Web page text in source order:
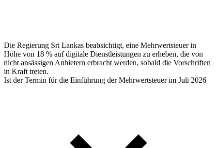
Die Regierung Sri Lankas beabsichtigt, eine Mehrwertsteuer in
Höhe von 18 % auf digitale Dienstleistungen zu erheben, die von
nicht ansässigen Anbietern erbracht werden, sobald die Vorschriften
in Kraft treten.
Ist der Termin für die Einführung der Mehrwertsteuer im Juli 2026